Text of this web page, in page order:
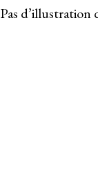
Pas d’illustration